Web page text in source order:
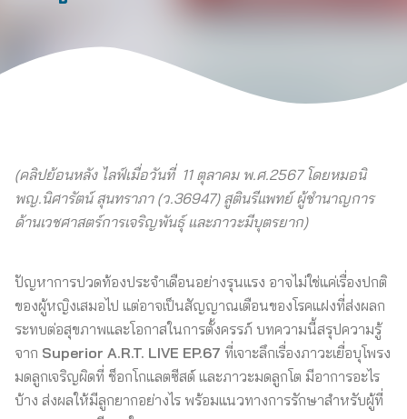
(คลิปย้อนหลัง ไลฟ์เมื่อวันที่ 11 ตุลาคม พ.ศ.2567 โดยหมอนิ
พญ.นิศารัตน์ สุนทราภา (ว.36947) สูตินรีแพทย์ ผู้ชำนาญการ
ด้านเวชศาสตร์การเจริญพันธุ์ และภาวะมีบุตรยาก)
ปัญหาการปวดท้องประจำเดือนอย่างรุนแรง อาจไม่ใช่แค่เรื่องปกติ
ของผู้หญิงเสมอไป แต่อาจเป็นสัญญาณเตือนของโรคแฝงที่ส่งผลก
ระทบต่อสุขภาพและโอกาสในการตั้งครรภ์ บทความนี้สรุปความรู้
จาก Superior A.R.T. LIVE EP.67 ที่เจาะลึกเรื่องภาวะเยื่อบุโพรง
มดลูกเจริญผิดที่ ช็อกโกแลตซีสต์ และภาวะมดลูกโต มีอาการอะไร
บ้าง ส่งผลให้มีลูกยากอย่างไร พร้อมแนวทางการรักษาสำหรับผู้ที่